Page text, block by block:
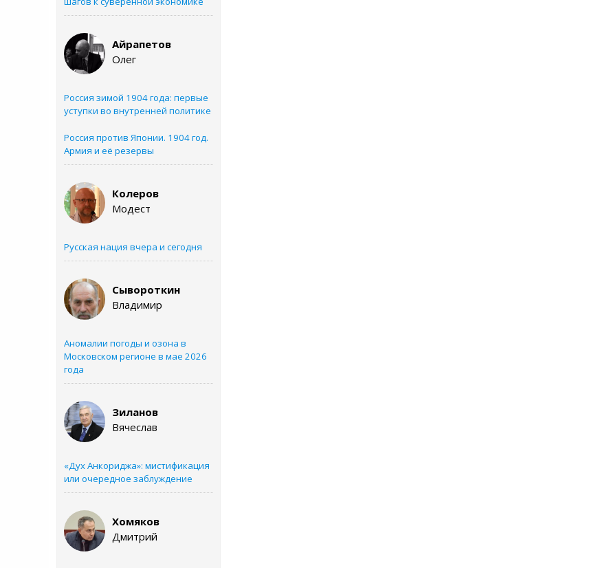
Айрапетов
Олег
Россия зимой 1904 года: первые
уступки во внутренней политике
Россия против Японии. 1904 год.
Армия и её резервы
Колеров
Модест
Русская нация вчера и сегодня
Сывороткин
Владимир
Аномалии погоды и озона в
Московском регионе в мае 2026
года
Зиланов
Вячеслав
«Дух Анкориджа»: мистификация
или очередное заблуждение
Хомяков
Дмитрий